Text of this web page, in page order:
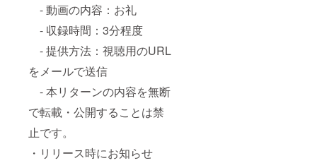
- 動画の内容：お礼
- 収録時間：3分程度
- 提供方法：視聴用のURL
をメールで送信
- 本リターンの内容を無断
で転載・公開することは禁
止です。
・リリース時にお知らせ